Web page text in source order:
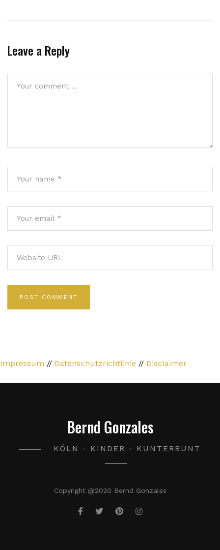
Leave a Reply
Impressum // Datenschutzrichtlinie // Disclaimer
Bernd Gonzales
KÖLN - KINDER - KUNTERBUNT
Copyright @2020 Bernd Gonzales